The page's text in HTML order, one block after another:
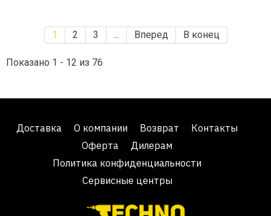
1 2 3 ... Вперед В конец
Показано 1 - 12 из 76
Доставка О компании Возврат
Контакты
Оферта
Дилерам
Политика конфиденциальности
Сервисные центры